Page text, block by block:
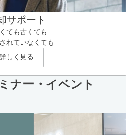
サポート
ても古くても
れていなくても
詳しく見る
ナー・イベント